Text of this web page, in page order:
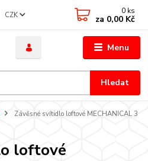
Menu
CZK
Hledat
0 ks
za 0,00 Kč
Závěsné svítidlo loftové MECHANICAL 3
loftové